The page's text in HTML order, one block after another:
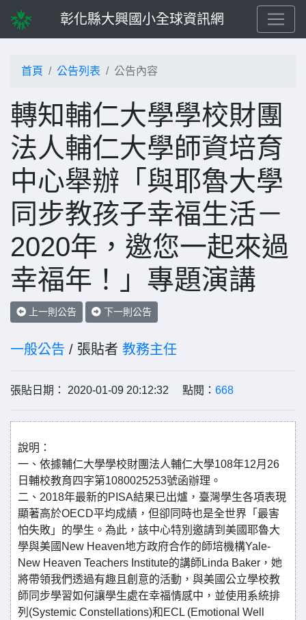
彰化縣大興國小全球資訊網
首頁 公告列表 公告內容
轉知輔仁大學學校財團
法人輔仁大學師資培育
中心舉辦「與耶魯大學
同步教孩子幸福生活－
2020年，邀您一起來過
幸福年！」專題演講
上一則公告 下一則公告
一般公告 / 張貼者 教務主任
張貼日期： 2020-01-09 20:12:32 點閱： 668
說明：
一、依據輔仁大學學校財團法人輔仁大學108年12月26
日輔校教育四字第1080025253號函辦理。
二、2018年最新的PISA結果已出爐，臺灣學生各項表現
顯著高於OECD平均成績，但卻同時也是全世界「最害
怕失敗」的學生。為此，該中心特別邀請到美國耶魯大
學與美國New Heaven地方政府合作的師培機構Yale-
New Heaven Teachers Institute的講師Linda Baker，她
將帶領我們透過有趣且創意的活動，與美國公立學校教
師同步學習如何讓學生處在幸福情感中，並使用系統排
列(Systemic Constellations)和ECL (Emotional Well